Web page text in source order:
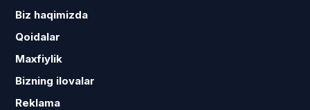
Biz haqimizda
Qoidalar
Maxfiylik
Bizning ilovalar
Reklama